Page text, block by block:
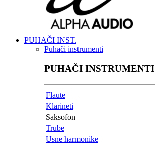
PUHAČI INST.
Puhači instrumenti
PUHAČI INSTRUMENTI
Flaute
Klarineti
Saksofon
Trube
Usne harmonike